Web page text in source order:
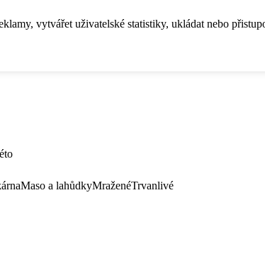
vytvářet uživatelské statistiky, ukládat nebo
Maso a lahůdkyMraženéTrvanlivé